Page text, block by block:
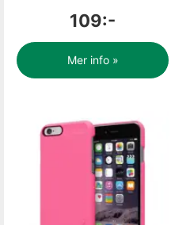
109:-
Mer info »